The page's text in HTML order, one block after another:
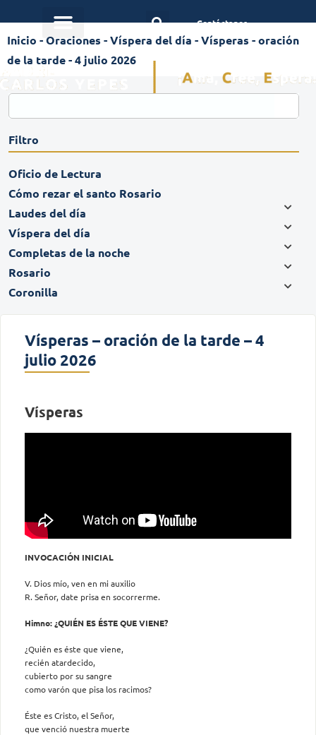
Contáctanos
Inicio -Oraciones -Víspera del día -Vísperas - oración
de la tarde - 4 julio 2026
Filtro
Oficio de Lectura
Cómo rezar el santo Rosario
Laudes del día
Víspera del día
Completas de la noche
Rosario
Coronilla
Vísperas – oración de la tarde – 4
julio 2026
Vísperas
INVOCACIÓN INICIAL
V. Dios mío, ven en mi auxilio
R. Señor, date prisa en socorrerme.
Himno: ¿QUIÉN ES ÉSTE QUE VIENE?
¿Quién es éste que viene,
recién atardecido,
cubierto por su sangre
como varón que pisa los racimos?
Éste es Cristo, el Señor,
que venció nuestra muerte